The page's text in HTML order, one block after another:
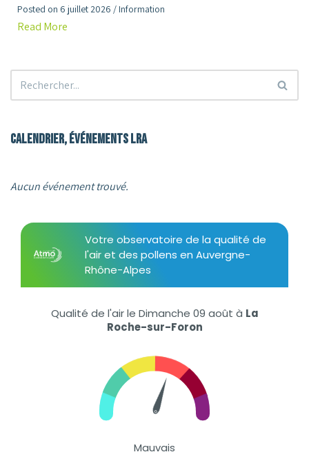
Posted on 6 juillet 2026 /Information
Read More
Calendrier, événements LRA
Aucun événement trouvé.